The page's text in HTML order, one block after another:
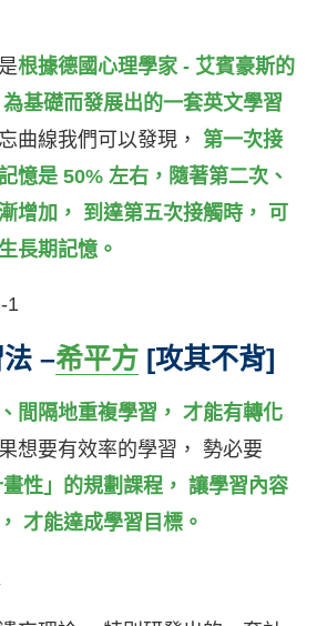
是根據德國心理學家 - 艾賓豪斯的
基礎而發展出的一套英文學習
曲線我們可以發現， 第一次接
憶是 50% 左右，隨著第二次、
增加， 到達第五次接觸時， 可
長期記憶。
–希平方 [攻其不背]
間隔地重複學習， 才能有轉化
想要有效率的學習， 勢必要
畫性」的規劃課程， 讓學習內容
才能達成學習目標。